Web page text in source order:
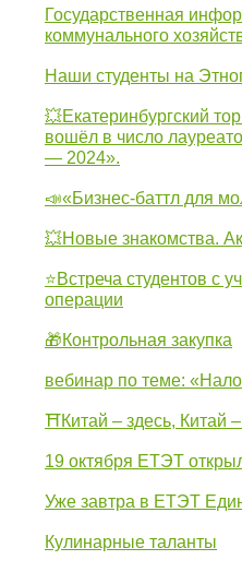
Государственная
коммунального
Наши студенты на
💥Екатеринбургский
вошёл в число
— 2024».
📣«Бизнес-баттл для
💥Новые знакомства.
⭐Встреча студентов с
операции
🎁Контрольная закупка
вебинар по теме:
⛩Китай – здесь, Китай
19 октября ЕТЭТ
Уже завтра в ЕТЭТ
Кулинарные таланты